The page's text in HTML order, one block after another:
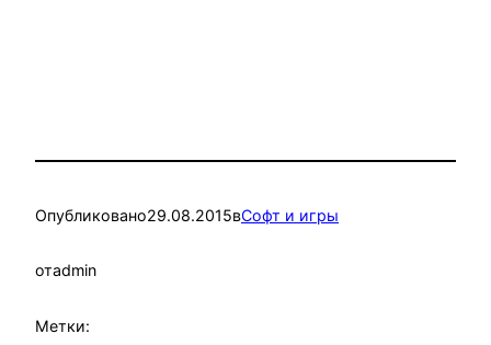
Опубликовано29.08.2015вСофт и игры
отadmin
Метки: